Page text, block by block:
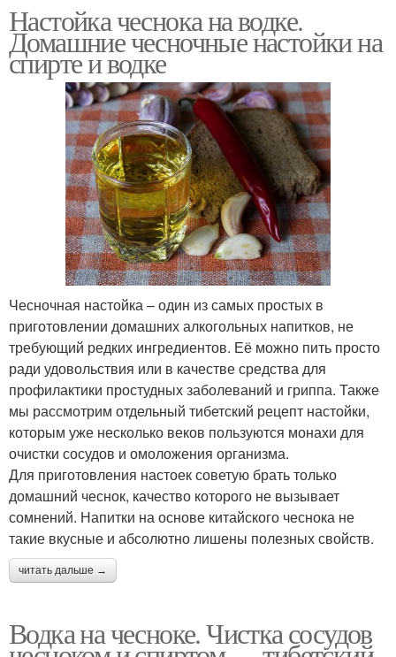
Настойка чеснока на водке.
Домашние чесночные настойки на
спирте и водке
Чесночная настойка – один из самых простых в
приготовлении домашних алкогольных напитков, не
требующий редких ингредиентов. Её можно пить просто
ради удовольствия или в качестве средства для
профилактики простудных заболеваний и гриппа. Также
мы рассмотрим отдельный тибетский рецепт настойки,
которым уже несколько веков пользуются монахи для
очистки сосудов и омоложения организма.
Для приготовления настоек советую брать только
домашний чеснок, качество которого не вызывает
сомнений. Напитки на основе китайского чеснока не
такие вкусные и абсолютно лишены полезных свойств.
читать дальше →
Водка на чесноке. Чистка сосудов